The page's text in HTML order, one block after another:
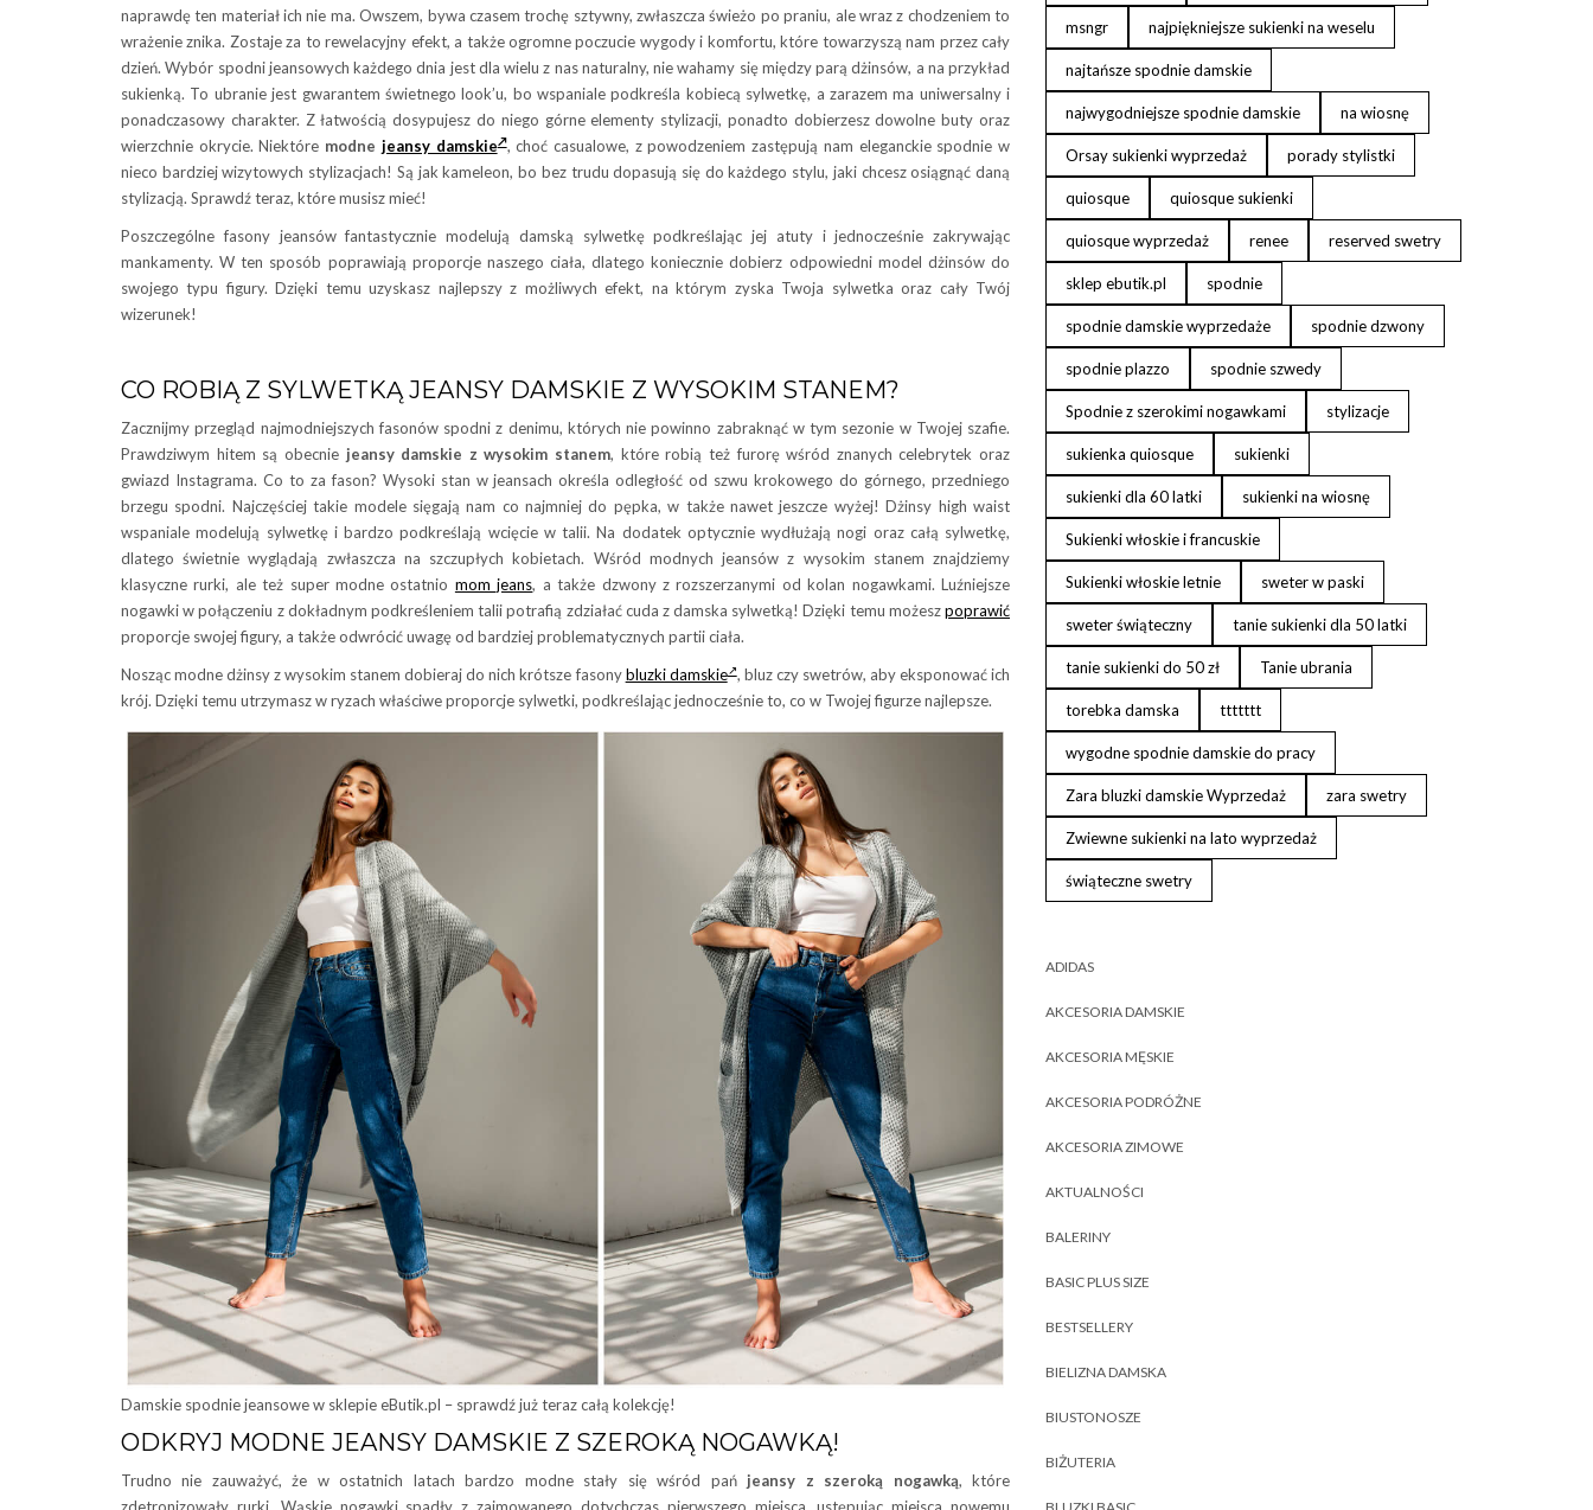
naprawdę ten materiał ich nie ma. Owszem, bywa czasem trochę sztywny, zwłaszcza świeżo po praniu, ale wraz z chodzeniem to
wrażenie znika. Zostaje za to rewelacyjny efekt, a także ogromne poczucie wygody i komfortu, które towarzyszą nam przez cały
dzień. Wybór spodni jeansowych każdego dnia jest dla wielu z nas naturalny, nie wahamy się między parą dżinsów, a na przykład
sukienką. To ubranie jest gwarantem świetnego look’u, bo wspaniale podkreśla kobiecą sylwetkę, a zarazem ma uniwersalny i
ponadczasowy charakter. Z łatwością dosypujesz do niego górne elementy stylizacji, ponadto dobierzesz dowolne buty oraz
wierzchnie okrycie. Niektóre modne jeansy damskie , choć casualowe, z powodzeniem zastępują nam eleganckie spodnie w
nieco bardziej wizytowych stylizacjach! Są jak kameleon, bo bez trudu dopasują się do każdego stylu, jaki chcesz osiągnąć daną
stylizacją. Sprawdź teraz, które musisz mieć!
Poszczególne fasony jeansów fantastycznie modelują damską sylwetkę podkreślając jej atuty i jednocześnie zakrywając
mankamenty. W ten sposób poprawiają proporcje naszego ciała, dlatego koniecznie dobierz odpowiedni model dżinsów do
swojego typu figury. Dzięki temu uzyskasz najlepszy z możliwych efekt, na którym zyska Twoja sylwetka oraz cały Twój
wizerunek!
CO ROBIĄ Z SYLWETKĄ JEANSY DAMSKIE Z WYSOKIM STANEM?
Zacznijmy przegląd najmodniejszych fasonów spodni z denimu, których nie powinno zabraknąć w tym sezonie w Twojej szafie.
Prawdziwym hitem są obecnie jeansy damskie z wysokim stanem, które robią też furorę wśród znanych celebrytek oraz
gwiazd Instagrama. Co to za fason? Wysoki stan w jeansach określa odległość od szwu krokowego do górnego, przedniego
brzegu spodni. Najczęściej takie modele sięgają nam co najmniej do pępka, w także nawet jeszcze wyżej! Dżinsy high waist
wspaniale modelują sylwetkę i bardzo podkreślają wcięcie w talii. Na dodatek optycznie wydłużają nogi oraz całą sylwetkę,
dlatego świetnie wyglądają zwłaszcza na szczupłych kobietach. Wśród modnych jeansów z wysokim stanem znajdziemy
klasyczne rurki, ale też super modne ostatnio mom jeans, a także dzwony z rozszerzanymi od kolan nogawkami. Luźniejsze
nogawki w połączeniu z dokładnym podkreśleniem talii potrafią zdziałać cuda z damska sylwetką! Dzięki temu możeszpoprawić
proporcje swojej figury, a także odwrócić uwagę od bardziej problematycznych partii ciała.
Nosząc modne dżinsy z wysokim stanem dobieraj do nich krótsze fasonybluzki damskie , bluz czy swetrów, aby eksponować ich
krój. Dzięki temu utrzymasz w ryzach właściwe proporcje sylwetki, podkreślając jednocześnie to, co w Twojej figurze najlepsze.
Damskie spodnie jeansowe w sklepie eButik.pl – sprawdź już teraz całą kolekcję!
ODKRYJ MODNE JEANSY DAMSKIE Z SZEROKĄ NOGAWKĄ!
Trudno nie zauważyć, że w ostatnich latach bardzo modne stały się wśród pań jeansy z szeroką nogawką, które
msngr najpiękniejsze sukienki na weselu
najtańsze spodnie damskie
najwygodniejsze spodnie damskie na wiosnę
Orsay sukienki wyprzedaż porady stylistki
quiosque quiosque sukienki
quiosque wyprzedaż renee reserved swetry
sklep ebutik.pl spodnie
spodnie damskie wyprzedaże spodnie dzwony
spodnie plazzo spodnie szwedy
Spodnie z szerokimi nogawkami stylizacje
sukienka quiosque sukienki
sukienki dla 60 latki sukienki na wiosnę
Sukienki włoskie i francuskie
Sukienki włoskie letnie sweter w paski
sweter świąteczny tanie sukienki dla 50 latki
tanie sukienki do 50 zł Tanie ubrania
torebka damska ttttttt
wygodne spodnie damskie do pracy
Zara bluzki damskie Wyprzedaż zara swetry
Zwiewne sukienki na lato wyprzedaż
świąteczne swetry
ADIDAS
AKCESORIA DAMSKIE
AKCESORIA MĘSKIE
AKCESORIA PODRÓŻNE
AKCESORIA ZIMOWE
AKTUALNOŚCI
BALERINY
BASIC PLUS SIZE
BESTSELLERY
BIELIZNA DAMSKA
BIUSTONOSZE
BIŻUTERIA